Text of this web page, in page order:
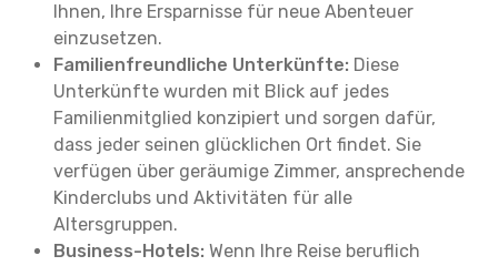
Ihnen, Ihre Ersparnisse für neue Abenteuer
einzusetzen.
Familienfreundliche Unterkünfte: Diese
Unterkünfte wurden mit Blick auf jedes
Familienmitglied konzipiert und sorgen dafür,
dass jeder seinen glücklichen Ort findet. Sie
verfügen über geräumige Zimmer, ansprechende
Kinderclubs und Aktivitäten für alle
Altersgruppen.
Business-Hotels: Wenn Ihre Reise beruflich